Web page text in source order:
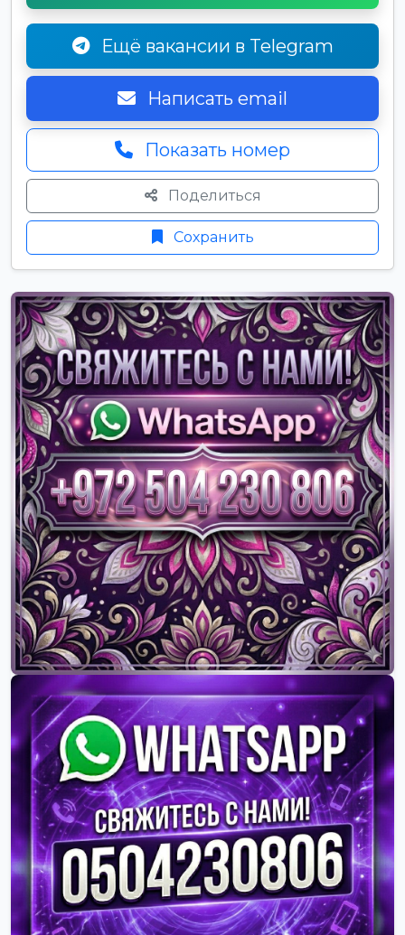
Ещё вакансии в Telegram
Написать email
Показать номер
Поделиться
Сохранить